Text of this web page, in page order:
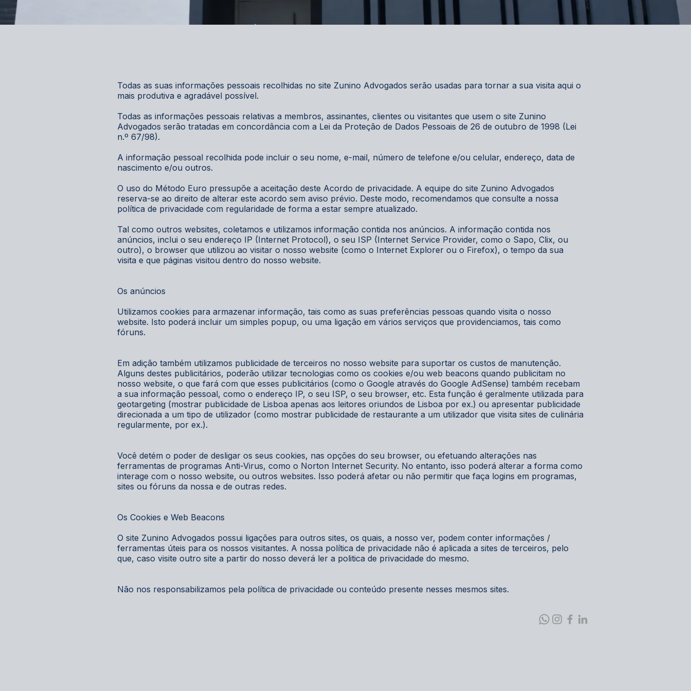
Todas as suas informações pessoais recolhidas no site Zunino Advogados serão usadas para tornar a sua visita aqui o
mais produtiva e agradável possível.
Todas as informações pessoais relativas a membros, assinantes, clientes ou visitantes que usem o site Zunino
Advogados serão tratadas em concordância com a Lei da Proteção de Dados Pessoais de 26 de outubro de 1998 (Lei
n.º 67/98).
A informação pessoal recolhida pode incluir o seu nome, e-mail, número de telefone e/ou celular, endereço, data de
nascimento e/ou outros.
O uso do Método Euro pressupõe a aceitação deste Acordo de privacidade. A equipe do site Zunino Advogados
reserva-se ao direito de alterar este acordo sem aviso prévio. Deste modo, recomendamos que consulte a nossa
política de privacidade com regularidade de forma a estar sempre atualizado.
Tal como outros websites, coletamos e utilizamos informação contida nos anúncios. A informação contida nos
anúncios, inclui o seu endereço IP (Internet Protocol), o seu ISP (Internet Service Provider, como o Sapo, Clix, ou
outro), o browser que utilizou ao visitar o nosso website (como o Internet Explorer ou o Firefox), o tempo da sua
visita e que páginas visitou dentro do nosso website.
Os anúncios
Utilizamos cookies para armazenar informação, tais como as suas preferências pessoas quando visita o nosso
website. Isto poderá incluir um simples popup, ou uma ligação em vários serviços que providenciamos, tais como
fóruns.
Em adição também utilizamos publicidade de terceiros no nosso website para suportar os custos de manutenção.
Alguns destes publicitários, poderão utilizar tecnologias como os cookies e/ou web beacons quando publicitam no
nosso website, o que fará com que esses publicitários (como o Google através do Google AdSense) também recebam
a sua informação pessoal, como o endereço IP, o seu ISP, o seu browser, etc. Esta função é geralmente utilizada para
geotargeting (mostrar publicidade de Lisboa apenas aos leitores oriundos de Lisboa por ex.) ou apresentar publicidade
direcionada a um tipo de utilizador (como mostrar publicidade de restaurante a um utilizador que visita sites de culinária
regularmente, por ex.).
Você detém o poder de desligar os seus cookies, nas opções do seu browser, ou efetuando alterações nas
ferramentas de programas Anti-Virus, como o Norton Internet Security. No entanto, isso poderá alterar a forma como
interage com o nosso website, ou outros websites. Isso poderá afetar ou não permitir que faça logins em programas,
sites ou fóruns da nossa e de outras redes.
Os Cookies e Web Beacons
O site Zunino Advogados possui ligações para outros sites, os quais, a nosso ver, podem conter informações /
ferramentas úteis para os nossos visitantes. A nossa política de privacidade não é aplicada a sites de terceiros, pelo
que, caso visite outro site a partir do nosso deverá ler a politica de privacidade do mesmo.
Não nos responsabilizamos pela política de privacidade ou conteúdo presente nesses mesmos sites.